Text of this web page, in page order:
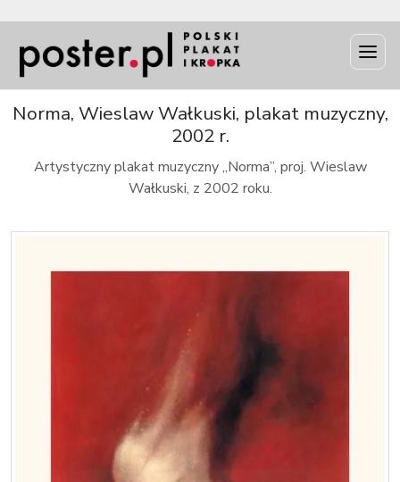
Norma, Wieslaw Wałkuski, plakat muzyczny,
2002 r.
Artystyczny plakat muzyczny „Norma”, proj. Wieslaw
Wałkuski, z 2002 roku.